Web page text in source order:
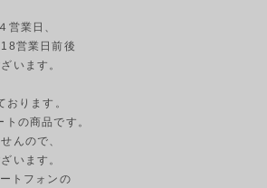
営業日、
営業日前後
います。
ります。
の商品です。
んので、
います。
トフォンの